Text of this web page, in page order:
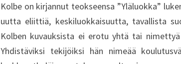
Kolbe on kirjannut teokseensa ”Yläluokka”
uutta eliittiä, keskiluokkaisuutta, tavallista
Kolben kuvauksista ei erotu yhtä tai
Yhdistäviksi tekijöiksi hän nimeää